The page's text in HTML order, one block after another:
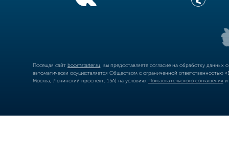
Посещая сайт boomstarter.ru , вы предоставляете согласие на обработку
автоматически осуществляется Обществом с ограниченной
Москва, Ленинский проспект, 15А) на условиях Пользовательского соглашения и